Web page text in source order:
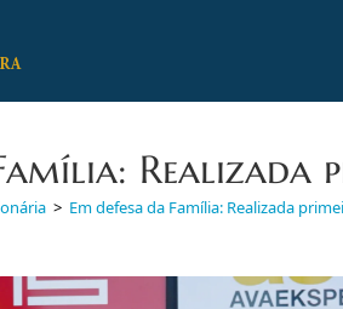
> Em defesa da Família: Realizada